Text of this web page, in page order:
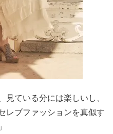
見ている分には楽しいし、
レブファッションを真似す